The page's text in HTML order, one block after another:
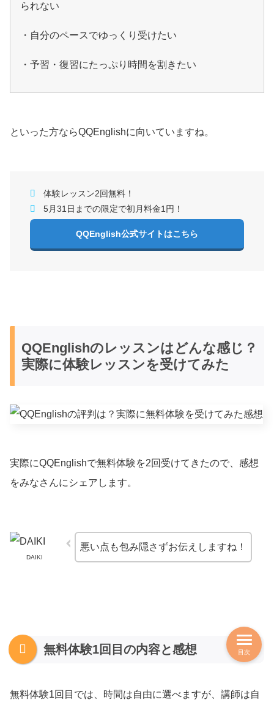
られない
・自分のペースでゆっくり受けたい
・予習・復習にたっぷり時間を割きたい
といった方ならQQEnglishに向いていますね。
体験レッスン2回無料！
5月31日までの限定で初月料金1円！
QQEnglish公式サイトはこちら
QQEnglishのレッスンはどんな感じ？
実際に体験レッスンを受けてみた
実際にQQEnglishで無料体験を2回受けてきたので、感想
をみなさんにシェアします。
DAIKI
悪い点も包み隠さずお伝えしますね！
無料体験1回目の内容と感想
無料体験1回目では、時間は自由に選べますが、講師は自
目次